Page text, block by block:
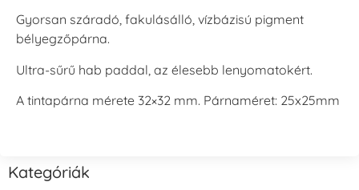
Gyorsan száradó, fakulásálló, vízbázisú pigment
bélyegzőpárna.
Ultra-sűrű hab paddal, az élesebb lenyomatokért.
A tintapárna mérete 32×32 mm. Párnaméret: 25x25mm
Kategóriák